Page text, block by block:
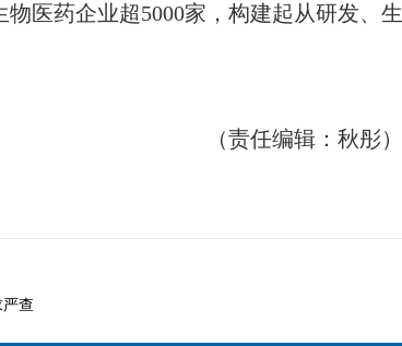
药企业超5000家，构建起从研发、生
（责任编辑：秋彤）
查